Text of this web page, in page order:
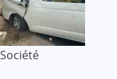
Société